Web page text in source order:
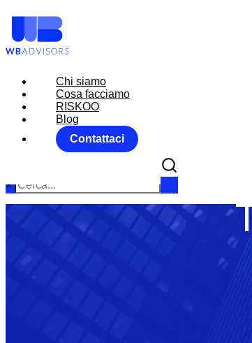
Chi siamo
Cosa facciamo
RISKOO
Blog
Contattaci
Chi siamo
Cosa facciamo
RISKOO
Blog
Contattaci
×